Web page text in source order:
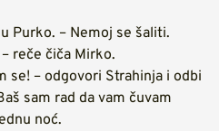
Purko. – Nemoj se šaliti.
reče čiča Mirko.
se! – odgovori Strahinja i odbi
sam rad da vam čuvam
noć.